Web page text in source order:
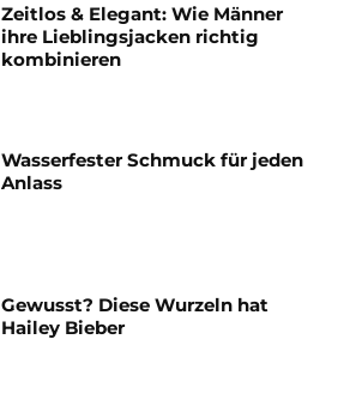
Zeitlos & Elegant: Wie Männer
ihre Lieblingsjacken richtig
kombinieren
Wasserfester Schmuck für jeden
Anlass
Gewusst? Diese Wurzeln hat
Hailey Bieber